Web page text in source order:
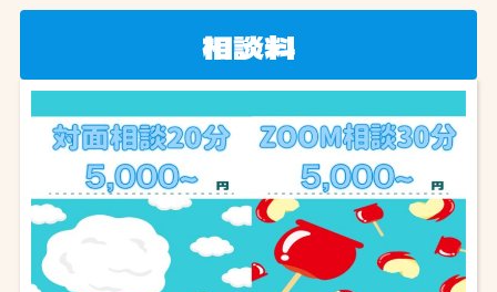
相談料